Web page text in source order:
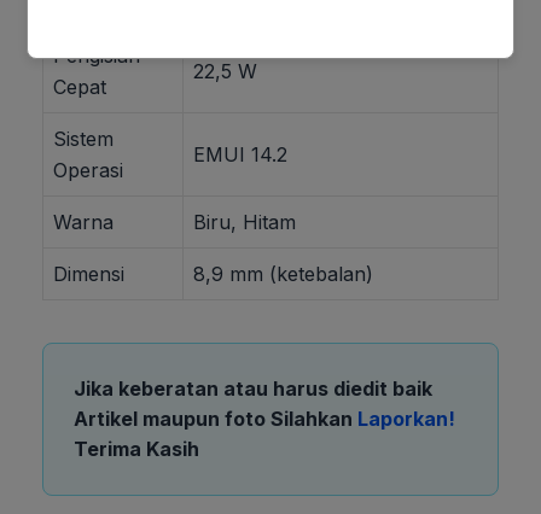
Pengisian
Cepat
22,5 W
Sistem
Operasi
EMUI 14.2
Warna Biru, Hitam
Dimensi 8,9 mm (ketebalan)
Jika keberatan atau harus diedit baik
Artikel maupun foto Silahkan Laporkan!
Terima Kasih